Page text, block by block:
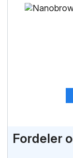
Fordeler